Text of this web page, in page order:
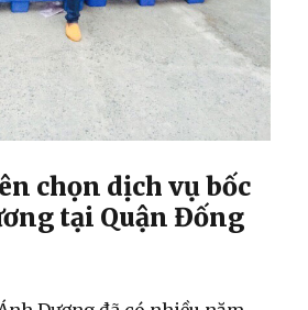
chọn dịch vụ bốc
tại Quận Đống